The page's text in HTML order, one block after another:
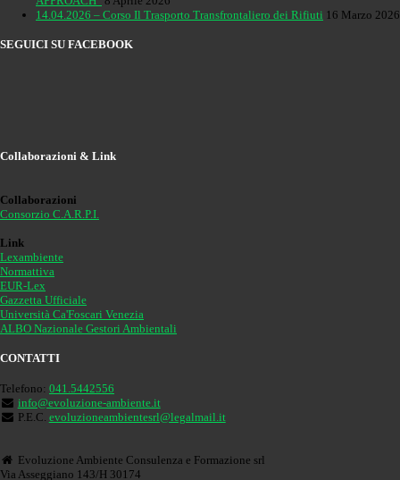
14.04.2026 – Corso Il Trasporto Transfrontaliero dei Rifiuti 16 Marzo 2026
SEGUICI SU FACEBOOK
Collaborazioni & Link
Collaborazioni
Consorzio C.A.R.P.I.
Link
Lexambiente
Normattiva
EUR-Lex
Gazzetta Ufficiale
Università Ca'Foscari Venezia
ALBO Nazionale Gestori Ambientali
CONTATTI
Telefono: 041.5442556
info@evoluzione-ambiente.it
P.E.C. evoluzioneambientesrl@legalmail.it
Evoluzione Ambiente Consulenza e Formazione srl
Via Asseggiano 143/H 30174